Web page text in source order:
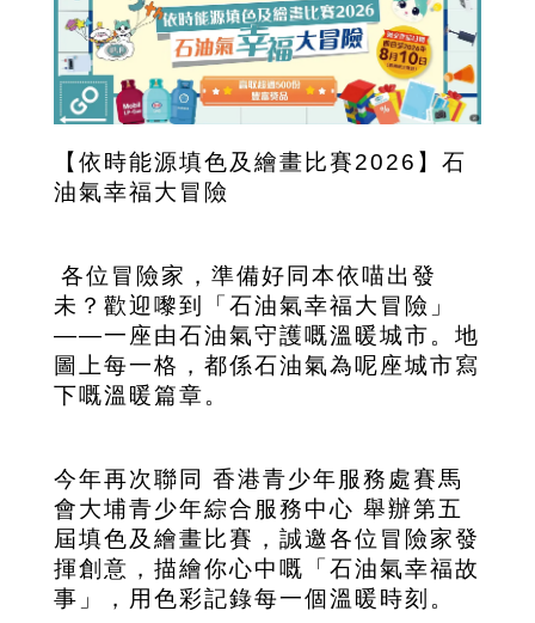
【依時能源填色及繪畫比賽2026】石
油氣幸福大冒險
各位冒險家，準備好同本依喵出發
未？歡迎嚟到「石油氣幸福大冒險」
——一座由石油氣守護嘅溫暖城市。地
圖上每一格，都係石油氣為呢座城市寫
下嘅溫暖篇章。
今年再次聯同 香港青少年服務處賽馬
會大埔青少年綜合服務中心 舉辦第五
屆填色及繪畫比賽，誠邀各位冒險家發
揮創意，描繪你心中嘅「石油氣幸福故
事」，用色彩記錄每一個溫暖時刻 。